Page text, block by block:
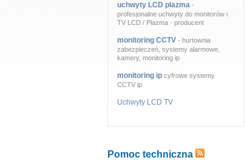
uchwyty LCD plazma -
profesjonalne uchwyty do monitorów i
TV LCD / Plazma - producent
monitoring CCTV - hurtownia
zabezpieczeń, systemy alarmowe,
kamery, monitoring ip
monitoring ip cyfrowe systemy
CCTV ip
Uchwyty LCD TV
Pomoc techniczna